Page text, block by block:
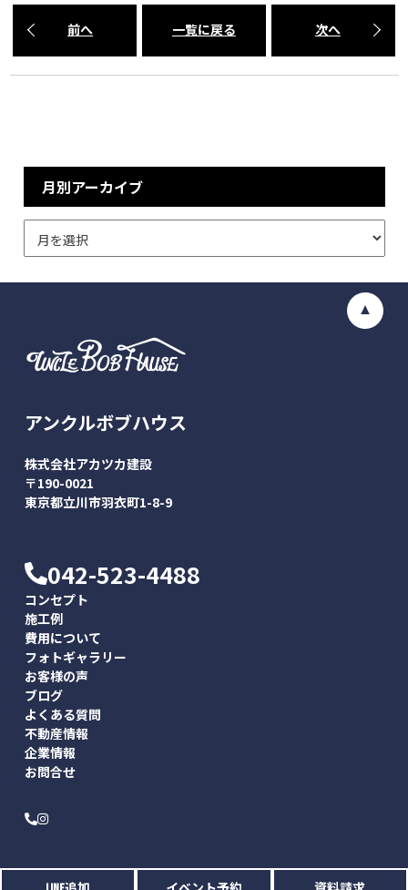
前へ 一覧に戻る 次へ
月別アーカイブ
アンクルボブハウス
株式会社アカツカ建設
〒190-0021
東京都立川市羽衣町1-8-9
042-523-4488
コンセプト
施工例
費用について
フォトギャラリー
お客様の声
ブログ
よくある質問
不動産情報
企業情報
お問合せ
© Akatsuka, Inc. All Rights Reserved.